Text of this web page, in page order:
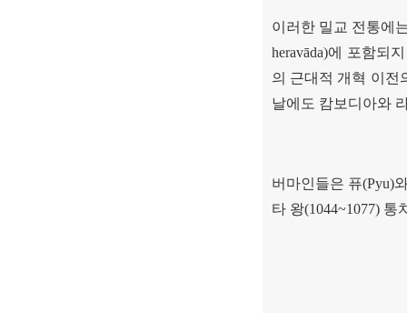
이러한 밀교 전통에
heravāda)에 포함되
의 근대적 개혁 이전
날에도 캄보디아와
버마인들은 퓨(Pyu)
타 왕(1044~1077) 통